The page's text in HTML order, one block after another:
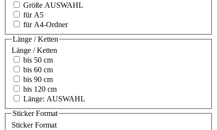
Größe AUSWAHL
für A5
für A4-Ordner
Länge / Ketten
Länge / Ketten
bis 50 cm
bis 60 cm
bis 90 cm
bis 120 cm
Länge: AUSWAHL
Sticker Format
Sticker Format